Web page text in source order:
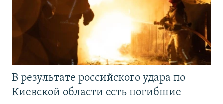
В результате российского удара по
Киевской области есть погибшие